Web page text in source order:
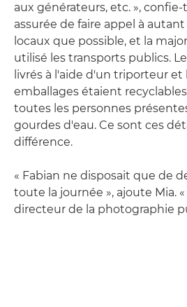
aux générateurs, etc. », confie-
assurée de faire appel à
locaux que possible, et la
utilisé les transports publics.
livrés à l'aide d'un triporteur
emballages étaient
toutes les personnes
gourdes d'eau. Ce sont ces
différence.
« Fabian ne disposait que de
toute la journée », ajoute Mia.
directeur de la photographie